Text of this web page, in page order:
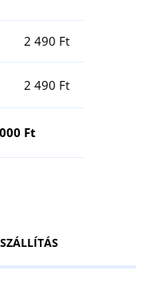
2 490 Ft
2 490 Ft
Ft